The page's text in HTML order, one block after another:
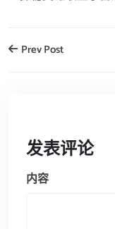
Prev Post
发表评论
内容